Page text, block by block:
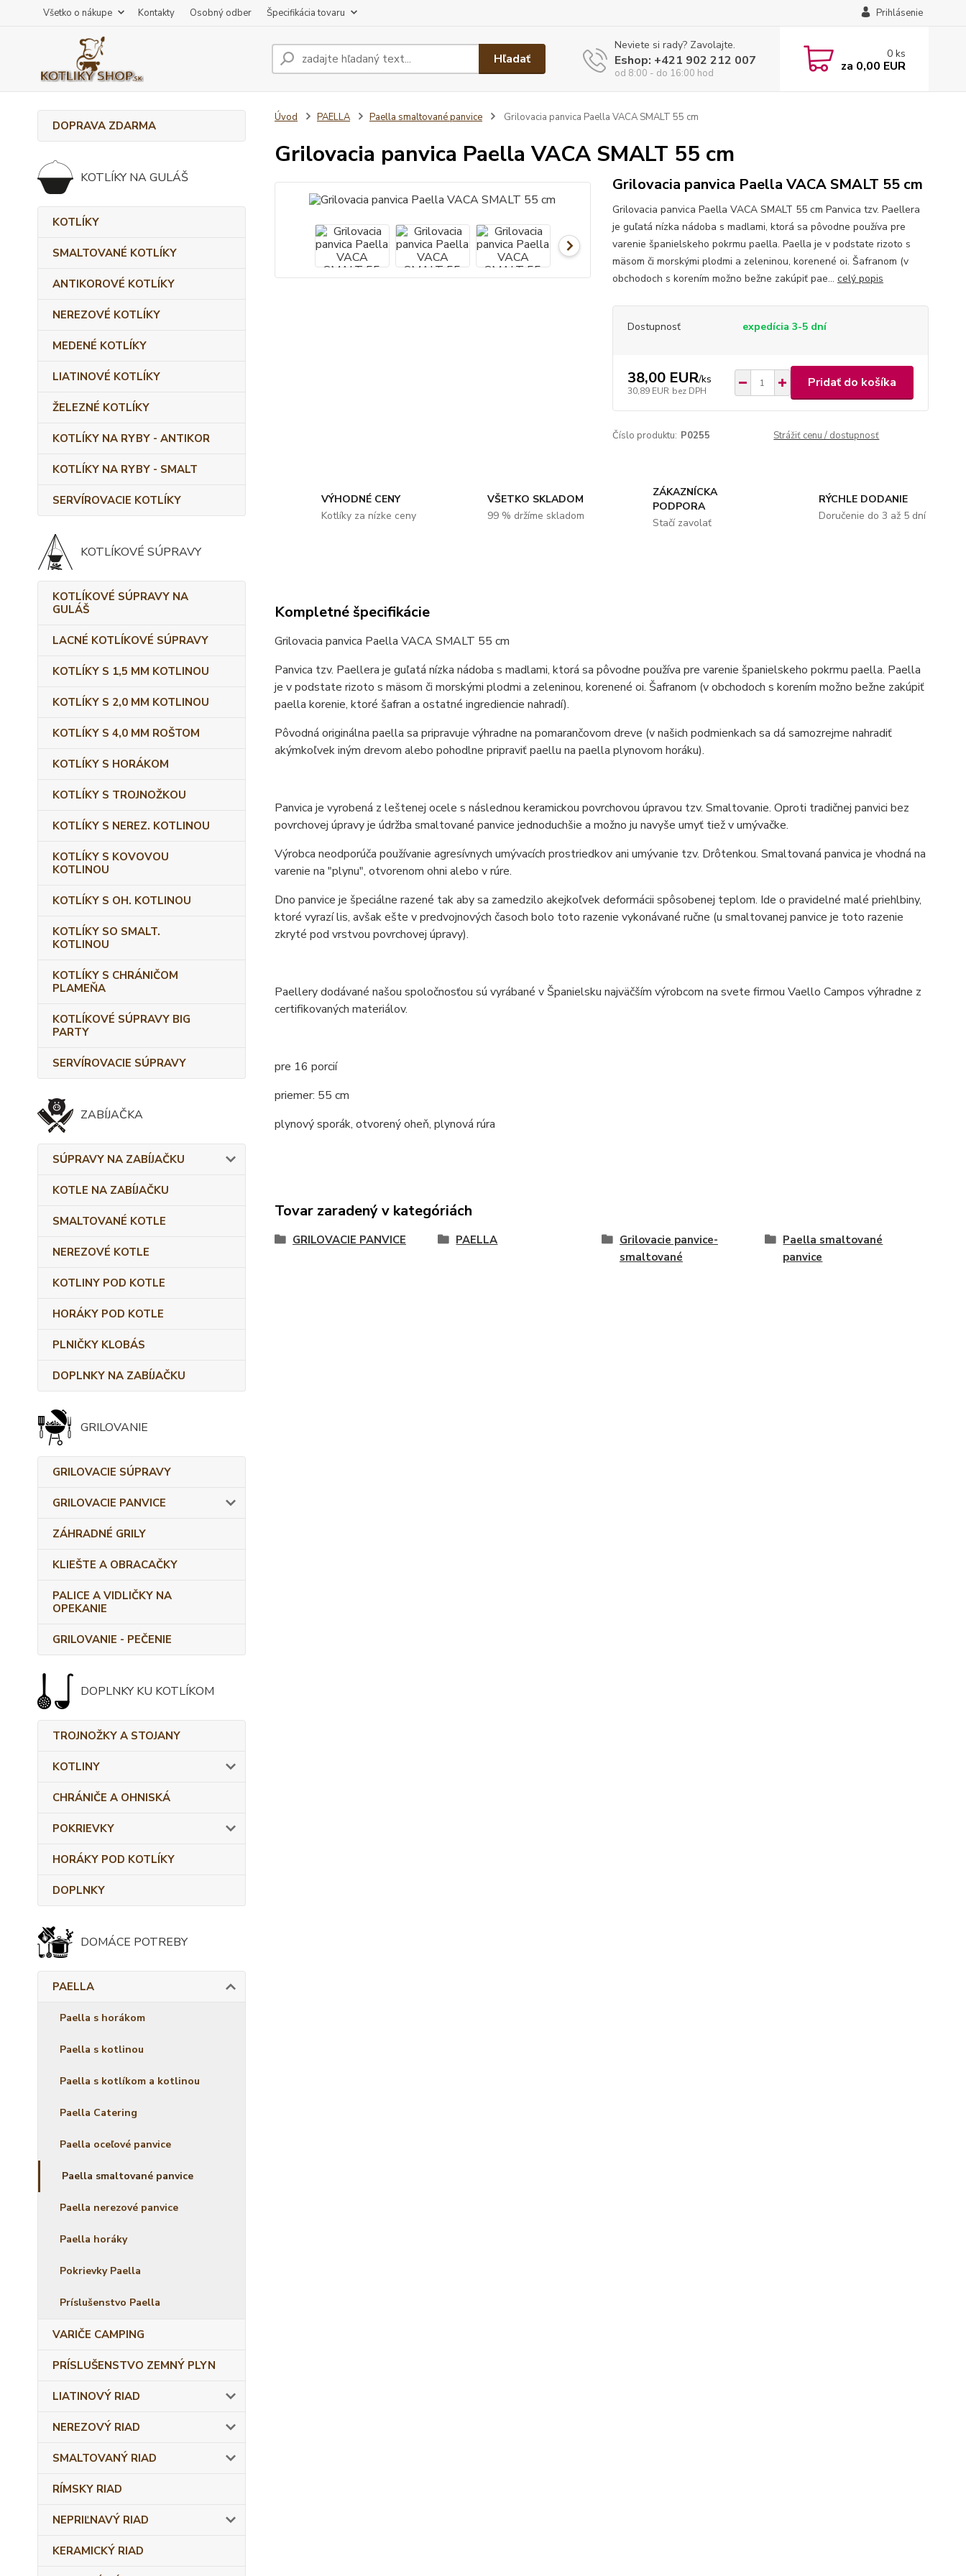
Všetko o nákupe Kontakty Osobný odber Špecifikácia tovaru Prihlásenie
Hľadať
Neviete si rady? Zavolajte.
Eshop: +421 902 212 007
od 8:00 - do 16:00 hod
0 ks
za 0,00 EUR
DOPRAVA ZDARMA
KOTLÍKY NA GULÁŠ
KOTLÍKY
SMALTOVANÉ KOTLÍKY
ANTIKOROVÉ KOTLÍKY
NEREZOVÉ KOTLÍKY
MEDENÉ KOTLÍKY
LIATINOVÉ KOTLÍKY
ŽELEZNÉ KOTLÍKY
KOTLÍKY NA RYBY - ANTIKOR
KOTLÍKY NA RYBY - SMALT
SERVÍROVACIE KOTLÍKY
KOTLÍKOVÉ SÚPRAVY
KOTLÍKOVÉ SÚPRAVY NA
GULÁŠ
LACNÉ KOTLÍKOVÉ SÚPRAVY
KOTLÍKY S 1,5 MM KOTLINOU
KOTLÍKY S 2,0 MM KOTLINOU
KOTLÍKY S 4,0 MM ROŠTOM
KOTLÍKY S HORÁKOM
KOTLÍKY S TROJNOŽKOU
KOTLÍKY S NEREZ. KOTLINOU
KOTLÍKY S KOVOVOU
KOTLINOU
KOTLÍKY S OH. KOTLINOU
KOTLÍKY SO SMALT.
KOTLINOU
KOTLÍKY S CHRÁNIČOM
PLAMEŇA
KOTLÍKOVÉ SÚPRAVY BIG
PARTY
SERVÍROVACIE SÚPRAVY
ZABÍJAČKA
SÚPRAVY NA ZABÍJAČKU
KOTLE NA ZABÍJAČKU
SMALTOVANÉ KOTLE
NEREZOVÉ KOTLE
KOTLINY POD KOTLE
HORÁKY POD KOTLE
PLNIČKY KLOBÁS
DOPLNKY NA ZABÍJAČKU
GRILOVANIE
GRILOVACIE SÚPRAVY
GRILOVACIE PANVICE
ZÁHRADNÉ GRILY
KLIEŠTE A OBRACAČKY
PALICE A VIDLIČKY NA
OPEKANIE
GRILOVANIE - PEČENIE
DOPLNKY KU KOTLÍKOM
TROJNOŽKY A STOJANY
KOTLINY
CHRÁNIČE A OHNISKÁ
POKRIEVKY
HORÁKY POD KOTLÍKY
DOPLNKY
DOMÁCE POTREBY
PAELLA
Paella s horákom
Paella s kotlinou
Paella s kotlíkom a kotlinou
Paella Catering
Paella oceľové panvice
Paella smaltované panvice
Paella nerezové panvice
Paella horáky
Pokrievky Paella
Príslušenstvo Paella
VARIČE CAMPING
PRÍSLUŠENSTVO ZEMNÝ PLYN
LIATINOVÝ RIAD
NEREZOVÝ RIAD
SMALTOVANÝ RIAD
RÍMSKY RIAD
NEPRIĽNAVÝ RIAD
KERAMICKÝ RIAD
Úvod PAELLA Paella smaltované panvice Grilovacia panvica Paella VACA SMALT 55 cm
Grilovacia panvica Paella VACA SMALT 55 cm
Grilovacia panvica Paella VACA SMALT 55 cm
Grilovacia panvica Paella VACA SMALT 55 cm Panvica tzv. Paellera
je guľatá nízka nádoba s madlami, ktorá sa pôvodne používa pre
varenie španielskeho pokrmu paella. Paella je v podstate rizoto s
mäsom či morskými plodmi a zeleninou, korenené oi. Šafranom (v
obchodoch s korením možno bežne zakúpiť pae... celý popis
Dostupnosť expedícia 3-5 dní
38,00 EUR/ks
30,89 EUR bez DPH
Pridať do košíka
Číslo produktu: P0255 Strážiť cenu / dostupnosť
VÝHODNÉ CENY
Kotlíky za nízke ceny
VŠETKO SKLADOM
99 % držíme skladom
ZÁKAZNÍCKA
PODPORA
Stačí zavolať
RÝCHLE DODANIE
Doručenie do 3 až 5 dní
Kompletné špecifikácie
Grilovacia panvica Paella VACA SMALT 55 cm
Panvica tzv. Paellera je guľatá nízka nádoba s madlami, ktorá sa pôvodne používa pre varenie španielskeho pokrmu paella. Paella
je v podstate rizoto s mäsom či morskými plodmi a zeleninou, korenené oi. Šafranom (v obchodoch s korením možno bežne zakúpiť
paella korenie, ktoré šafran a ostatné ingrediencie nahradí).
Pôvodná originálna paella sa pripravuje výhradne na pomarančovom dreve (v našich podmienkach sa dá samozrejme nahradiť
akýmkoľvek iným drevom alebo pohodlne pripraviť paellu na paella plynovom horáku).
Panvica je vyrobená z leštenej ocele s následnou keramickou povrchovou úpravou tzv. Smaltovanie. Oproti tradičnej panvici bez
povrchovej úpravy je údržba smaltované panvice jednoduchšie a možno ju navyše umyť tiež v umývačke.
Výrobca neodporúča používanie agresívnych umývacích prostriedkov ani umývanie tzv. Drôtenkou. Smaltovaná panvica je vhodná na
varenie na "plynu", otvorenom ohni alebo v rúre.
Dno panvice je špeciálne razené tak aby sa zamedzilo akejkoľvek deformácii spôsobenej teplom. Ide o pravidelné malé priehlbiny,
ktoré vyrazí lis, avšak ešte v predvojnových časoch bolo toto razenie vykonávané ručne (u smaltovanej panvice je toto razenie
zkryté pod vrstvou povrchovej úpravy).
Paellery dodávané našou spoločnosťou sú vyrábané v Španielsku najväčším výrobcom na svete firmou Vaello Campos výhradne z
certifikovaných materiálov.
pre 16 porcií
priemer: 55 cm
plynový sporák, otvorený oheň, plynová rúra
Tovar zaradený v kategóriách
GRILOVACIE PANVICE PAELLA
Grilovacie panvice-
smaltované
Paella smaltované
panvice